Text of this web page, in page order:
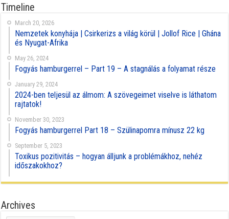
Timeline
March 20, 2026
Nemzetek konyhája | Csirkerizs a világ körül | Jollof Rice | Ghána
és Nyugat-Afrika
May 26, 2024
Fogyás hamburgerrel – Part 19 – A stagnálás a folyamat része
January 29, 2024
2024-ben teljesül az álmom: A szövegeimet viselve is láthatom
rajtatok!
November 30, 2023
Fogyás hamburgerrel Part 18 – Szülinapomra mínusz 22 kg
September 5, 2023
Toxikus pozitivitás – hogyan álljunk a problémákhoz, nehéz
időszakokhoz?
Archives